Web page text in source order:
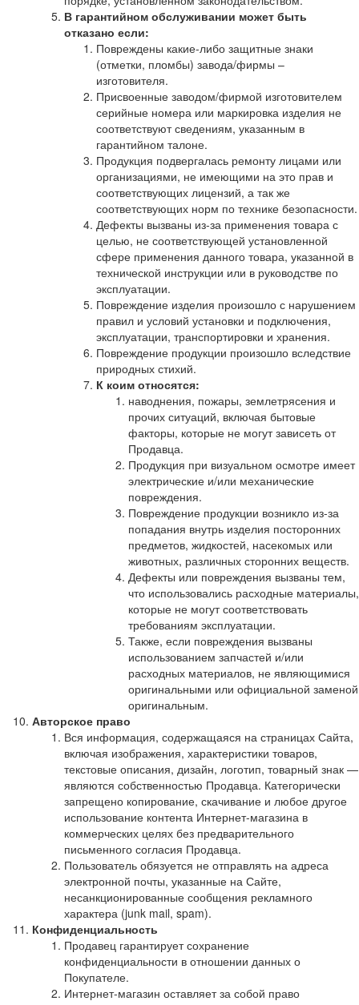
В гарантийном обслуживании может быть
отказано если:
Повреждены какие-либо защитные знаки
(отметки, пломбы) завода/фирмы –
изготовителя.
Присвоенные заводом/фирмой изготовителем
серийные номера или маркировка изделия не
соответствуют сведениям, указанным в
гарантийном талоне.
Продукция подвергалась ремонту лицами или
организациями, не имеющими на это прав и
соответствующих лицензий, а так же
соответствующих норм по технике безопасности.
Дефекты вызваны из-за применения товара с
целью, не соответствующей установленной
сфере применения данного товара, указанной в
технической инструкции или в руководстве по
эксплуатации.
Повреждение изделия произошло с нарушением
правил и условий установки и подключения,
эксплуатации, транспортировки и хранения.
Повреждение продукции произошло вследствие
природных стихий.
К коим относятся:
наводнения, пожары, землетрясения и
прочих ситуаций, включая бытовые
факторы, которые не могут зависеть от
Продавца.
Продукция при визуальном осмотре имеет
электрические и/или механические
повреждения.
Повреждение продукции возникло из-за
попадания внутрь изделия посторонних
предметов, жидкостей, насекомых или
животных, различных сторонних веществ.
Дефекты или повреждения вызваны тем,
что использовались расходные материалы,
которые не могут соответствовать
требованиям эксплуатации.
Также, если повреждения вызваны
использованием запчастей и/или
расходных материалов, не являющимися
оригинальными или официальной заменой
оригинальным.
Авторское право
Вся информация, содержащаяся на страницах Сайта,
включая изображения, характеристики товаров,
текстовые описания, дизайн, логотип, товарный знак —
являются собственностью Продавца. Категорически
запрещено копирование, скачивание и любое другое
использование контента Интернет-магазина в
коммерческих целях без предварительного
письменного согласия Продавца.
Пользователь обязуется не отправлять на адреса
электронной почты, указанные на Сайте,
несанкционированные сообщения рекламного
характера (junk mail, spam).
Конфиденциальность
Продавец гарантирует сохранение
конфиденциальности в отношении данных о
Покупателе.
Интернет-магазин оставляет за собой право